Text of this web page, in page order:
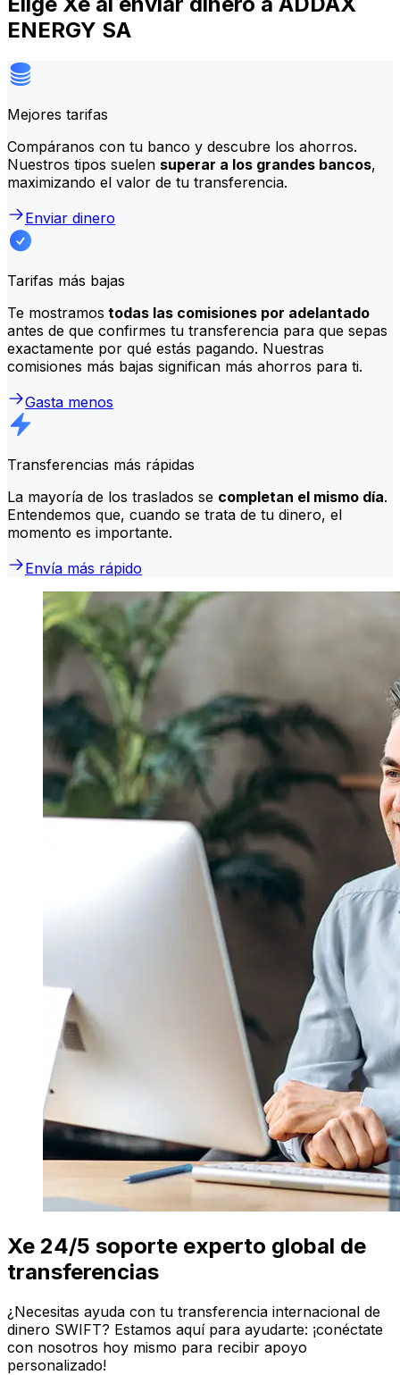
ENERGY SA
Mejores tarifas
Compáranos con tu banco y descubre los ahorros.
Nuestros tipos suelen superar a los grandes bancos,
maximizando el valor de tu transferencia.
Enviar dinero
Tarifas más bajas
Te mostramos todas las comisiones por adelantado
antes de que confirmes tu transferencia para que sepas
exactamente por qué estás pagando. Nuestras
comisiones más bajas significan más ahorros para ti.
Gasta menos
Transferencias más rápidas
La mayoría de los traslados se completan el mismo día.
Entendemos que, cuando se trata de tu dinero, el
momento es importante.
Envía más rápido
Xe 24/5 soporte experto global de
transferencias
¿Necesitas ayuda con tu transferencia internacional de
dinero SWIFT? Estamos aquí para ayudarte: ¡conéctate
con nosotros hoy mismo para recibir apoyo
personalizado!